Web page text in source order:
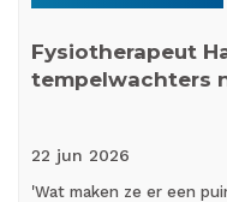
Fysiotherapeut
tempelwachters
22 jun 2026
'Wat maken ze er een